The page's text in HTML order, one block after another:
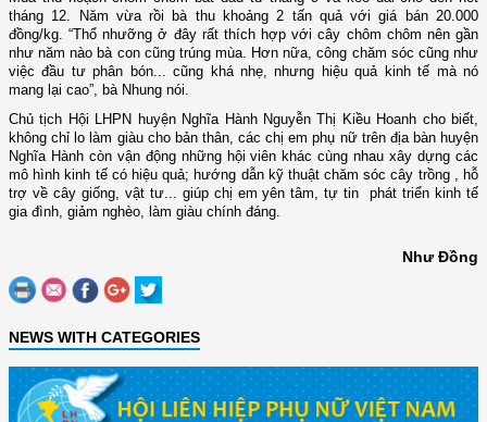
tháng 12. Năm vừa rồi bà thu khoảng 2 tấn quả với giá bán 20.000
đồng/kg. “Thổ nhưỡng ở đây rất thích hợp với cây chôm chôm nên gần
như năm nào bà con cũng trúng mùa. Hơn nữa, công chăm sóc cũng như
việc đầu tư phân bón... cũng khá nhẹ, nhưng hiệu quả kinh tế mà nó
mang lại cao”, bà Nhung nói.
Chủ tịch Hội LHPN huyện Nghĩa Hành Nguyễn Thị Kiều Hoanh cho biết,
không chỉ lo làm giàu cho bản thân, các chị em phụ nữ trên địa bàn huyện
Nghĩa Hành còn vận động những hội viên khác cùng nhau xây dựng các
mô hình kinh tế có hiệu quả; hướng dẫn kỹ thuật chăm sóc cây trồng , hỗ
trợ về cây giống, vật tư... giúp chị em yên tâm, tự tin phát triển kinh tế
gia đình, giảm nghèo, làm giàu chính đáng.
Như Đồng
NEWS WITH CATEGORIES